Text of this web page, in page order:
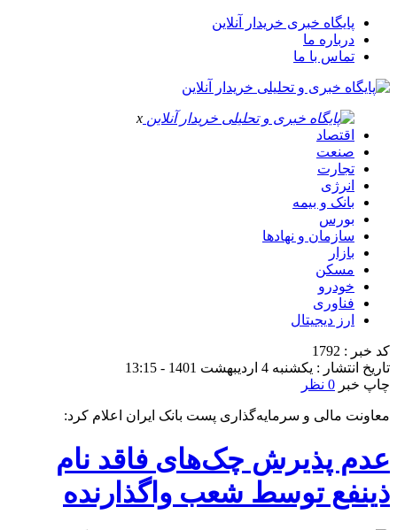
پایگاه خبری خریدار آنلاین
درباره ما
تماس با ما
x
اقتصاد
صنعت
تجارت
انرژی
بانک و بیمه
بورس
سازمان و نهادها
بازار
مسکن
خودرو
فناوری
ارز دیجیتال
کد خبر : 1792
تاریخ انتشار : یکشنبه 4 اردیبهشت 1401 - 13:15
چاپ خبر 0 نظر
معاونت مالی و سرمایه‌گذاری پست بانک ایران اعلام کرد:
عدم پذیرش چک‌های فاقد نام
ذینفع توسط شعب واگذارنده